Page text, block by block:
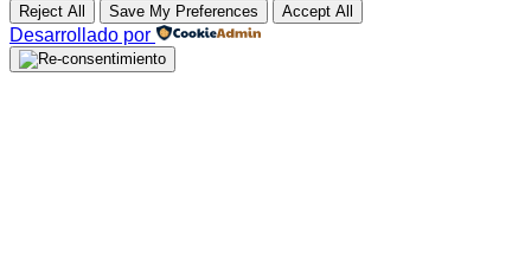
Reject All Save My Preferences Accept All
Desarrollado por